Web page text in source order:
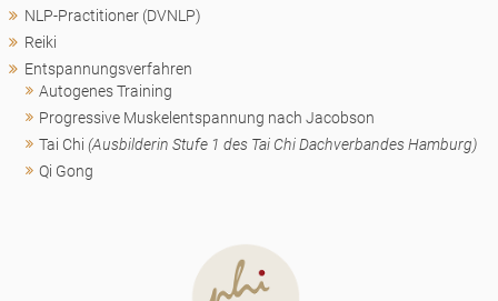
NLP-Practitioner (DVNLP)
Reiki
Entspannungsverfahren
Autogenes Training
Progressive Muskelentspannung nach Jacobson
Tai Chi(Ausbilderin Stufe 1 des Tai Chi Dachverbandes Hamburg)
Qi Gong